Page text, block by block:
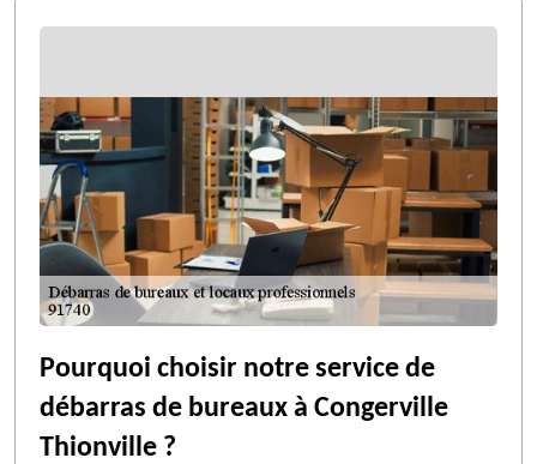
Pourquoi choisir notre service de
débarras de bureaux à Congerville
Thionville ?